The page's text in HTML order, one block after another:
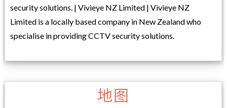
security solutions. | Vivieye NZ Limited | Vivieye NZ
Limited is a locally based company in New Zealand who
specialise in providing CCTV security solutions.
地图